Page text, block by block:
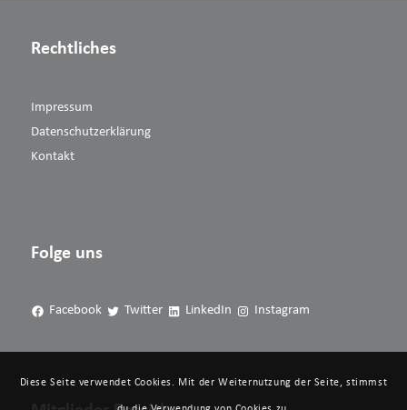
Rechtliches
Impressum
Datenschutzerklärung
Kontakt
Folge uns
Facebook Twitter LinkedIn Instagram
Diese Seite verwendet Cookies. Mit der Weiternutzung der Seite, stimmst